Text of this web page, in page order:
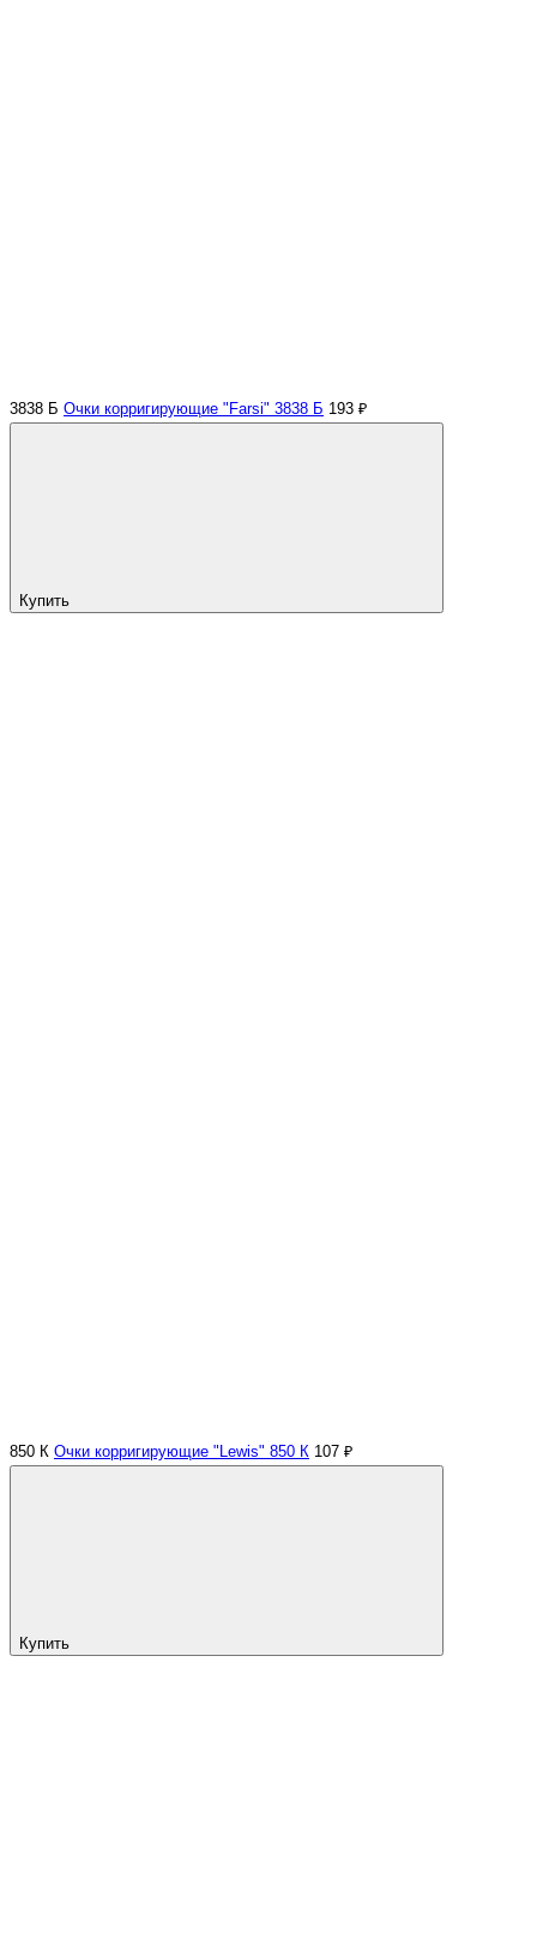
3838 Б Очки корригирующие "Farsi" 3838 Б 193 ₽
Купить
850 К Очки корригирующие "Lewis" 850 К 107 ₽
Купить